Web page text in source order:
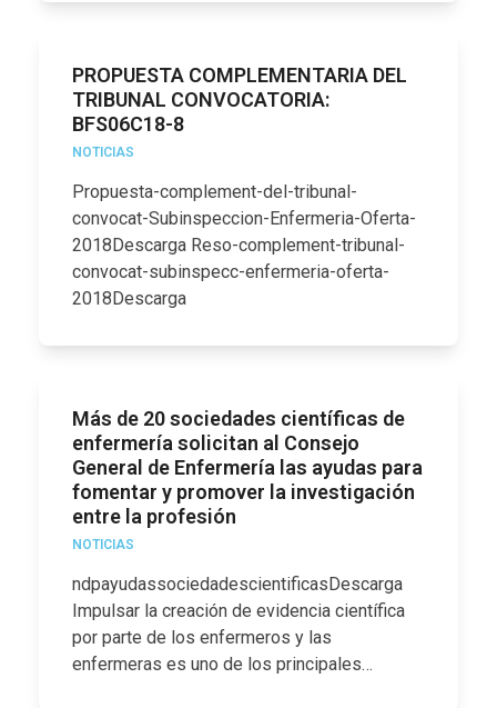
PROPUESTA COMPLEMENTARIA DEL
TRIBUNAL CONVOCATORIA:
BFS06C18-8
NOTICIAS
Propuesta-complement-del-tribunal-
convocat-Subinspeccion-Enfermeria-Oferta-
2018Descarga Reso-complement-tribunal-
convocat-subinspecc-enfermeria-oferta-
2018Descarga
Más de 20 sociedades científicas de
enfermería solicitan al Consejo
General de Enfermería las ayudas para
fomentar y promover la investigación
entre la profesión
NOTICIAS
ndpayudassociedadescientificasDescarga
Impulsar la creación de evidencia científica
por parte de los enfermeros y las
enfermeras es uno de los principales…